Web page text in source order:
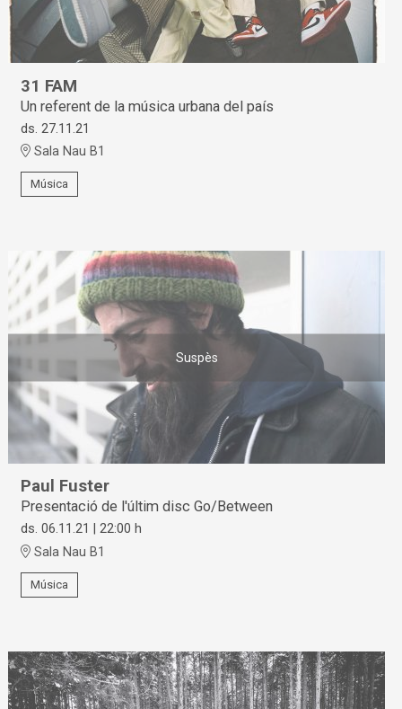
31 FAM
Un referent de la música urbana del país
ds. 27.11.21
Sala Nau B1
Música
Suspès
Paul Fuster
Presentació de l'últim disc Go/Between
ds. 06.11.21 |22:00 h
Sala Nau B1
Música